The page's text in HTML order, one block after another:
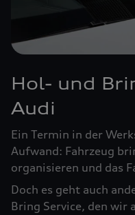
Hol- und
Audi
Ein Termin in der
Aufwand: Fahrzeug
organisieren und das
Doch es geht auch
Bring Service, den wir